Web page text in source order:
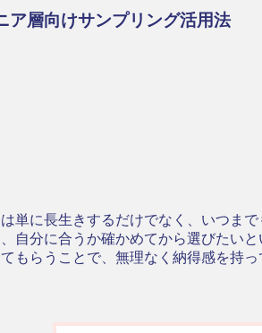
ア層向けサンプリング活用法
単に長生きするだけでなく、いつま
自分に合うか確かめてから選びたい
もらうことで、無理なく納得感を持